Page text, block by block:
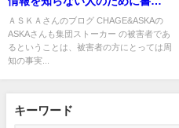
たいと思います。２
ＡＳＫＡさんのブログ CHAGE&ASKAの
ASKAさんも集団ストーカー の被害者であ
るということは、被害者の方にとっては周
知の事実...
キーワード